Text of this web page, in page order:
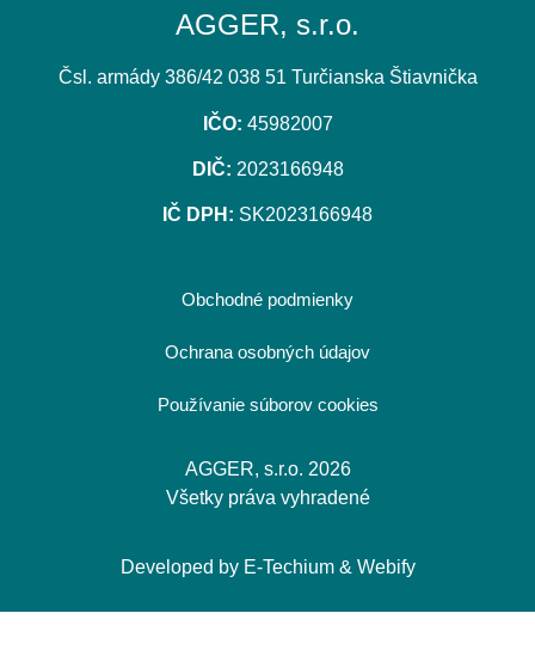
AGGER, s.r.o.
Čsl. armády 386/42 038 51 Turčianska Štiavnička
IČO: 45982007
DIČ: 2023166948
IČ DPH: SK2023166948
Obchodné podmienky
Ochrana osobných údajov
Používanie súborov cookies
AGGER, s.r.o. 2026
Všetky práva vyhradené
Developed by E-Techium& Webify